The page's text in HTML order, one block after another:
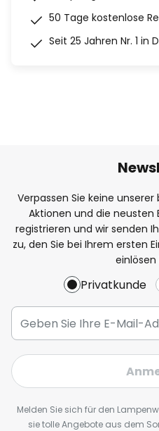
50 Tage kostenlose
Seit 25 Jahren Nr. 1 in
Verpassen Sie keine
Aktionen und die
registrieren und wir senden
zu, den Sie bei Ihrem ersten
Privatkunde
Melden Sie sich für den
sie tolle Angebote aus dem